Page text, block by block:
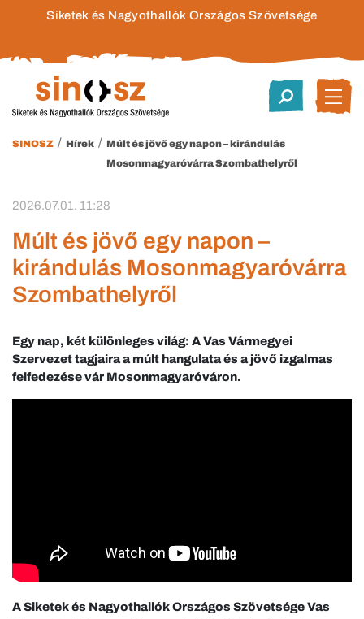
Siketek és Nagyothallók Országos Szövetsége
SINOSZ / Hírek / Múlt és jövő egy napon – kirándulás
Mosonmagyaróvárra Szombathelyről
2026.07.01. 11:28
Múlt és jövő egy napon –
kirándulás Mosonmagyaróvárra
Szombathelyről
Egy nap, két különleges világ: A Vas Vármegyei
Szervezet tagjaira a múlt hangulata és a jövő izgalmas
felfedezése vár Mosonmagyaróváron.
A Siketek és Nagyothallók Országos Szövetsége Vas